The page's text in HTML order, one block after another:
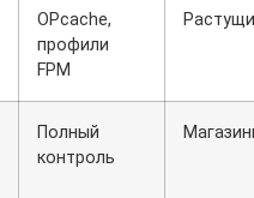
OPcache,
профили
FPM
Полный
контроль